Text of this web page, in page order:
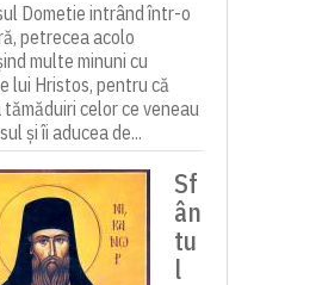
Dometie intrând într-o
petrecea acolo
multe minuni cu
lui Hristos, pentru că
tămăduiri celor ce veneau
și îi aducea de...
Sf
ân
tu
l